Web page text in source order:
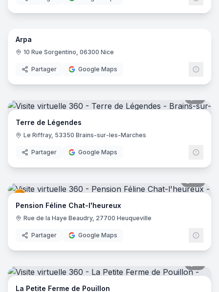
Parc Animalier de Lussas
9
Arpa
10 Rue Sorgentino, 06300 Nice
Partager Google Maps
Terre de Légendes
Le Riffray, 53350 Brains-sur-les-Marches
Partager Google Maps
Pension Féline Chat-l'heureux
Rue de la Haye Beaudry, 27700 Heuqueville
Partager Google Maps
La Petite Ferme de Pouillon